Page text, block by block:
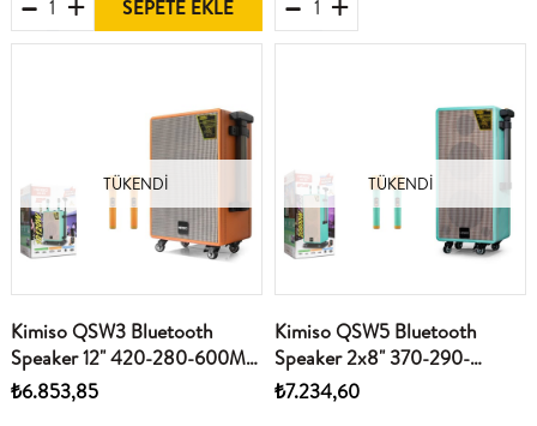
SEPETE EKLE
TÜKENDI
Kimiso QSW3 Bluetooth
Speaker 12" 420-280-600MM
Usb - Fm - Tf - Aux - Tws -
Bluetooth
₺6.853,85
TÜKENDI
Kimiso QSW5 Bluetooth
Speaker 2x8" 370-290-
710MM Usb - Fm - Tf - Aux -
Tws - Bluetooth
₺7.234,60